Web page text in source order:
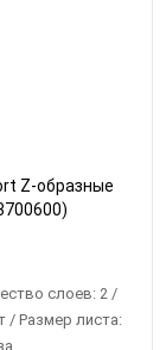
Z-образные
слоев: 2 /
/ Размер листа: